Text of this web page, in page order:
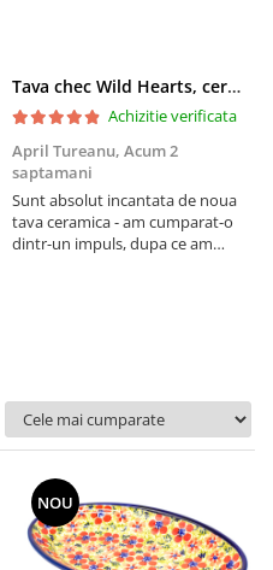
Tava chec Wild Hearts, ceramica smaltuita, pictata manual, 31,0 X 12,0 cm
Achizitie verificata
April Tureanu, Acum 2
saptamani
Sunt absolut incantata de noua
tava ceramica - am cumparat-o
dintr-un impuls, dupa ce am
NOU